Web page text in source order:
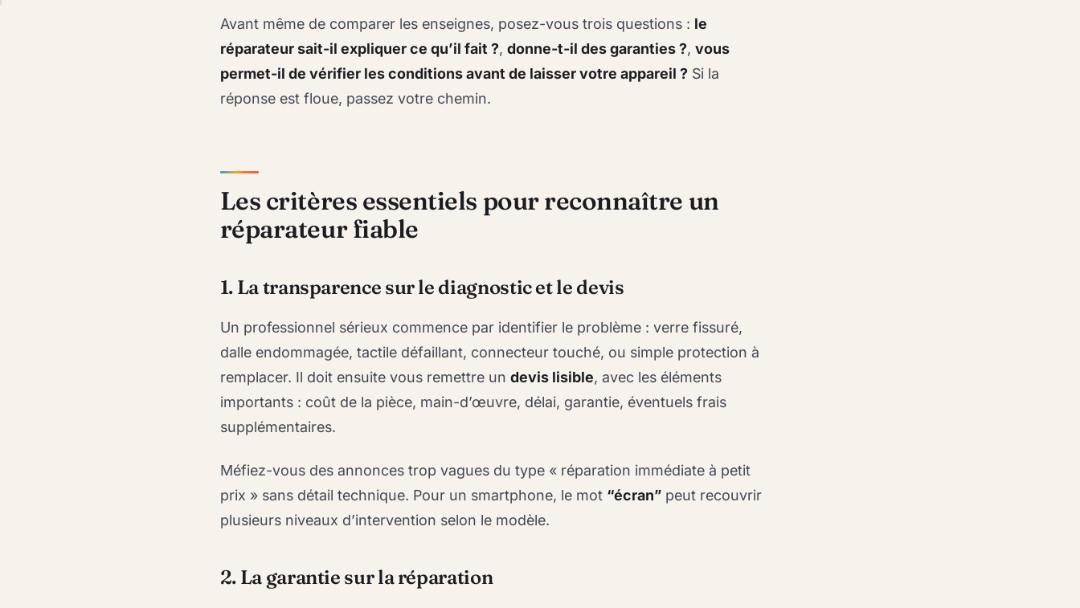
Avant même de comparer les enseignes, posez-vous trois questions : le
réparateur sait-il expliquer ce qu’il fait ?, donne-t-il des garanties ?, vous
permet-il de vérifier les conditions avant de laisser votre appareil ? Si la
réponse est floue, passez votre chemin.
Les critères essentiels pour reconnaître un
réparateur fiable
1. La transparence sur le diagnostic et le devis
Un professionnel sérieux commence par identifier le problème : verre fissuré,
dalle endommagée, tactile défaillant, connecteur touché, ou simple protection à
remplacer. Il doit ensuite vous remettre un devis lisible, avec les éléments
importants : coût de la pièce, main-d’œuvre, délai, garantie, éventuels frais
supplémentaires.
Méfiez-vous des annonces trop vagues du type « réparation immédiate à petit
prix » sans détail technique. Pour un smartphone, le mot “écran”peut recouvrir
plusieurs niveaux d’intervention selon le modèle.
2. La garantie sur la réparation